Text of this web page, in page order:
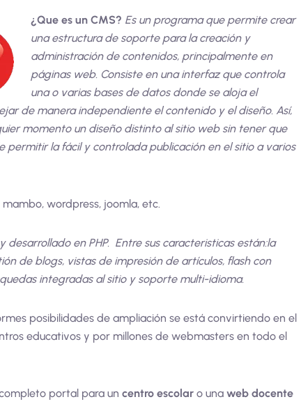
¿Que es un CMS? Es un programa que permite crear
una estructura de soporte para la creación y
administración de contenidos, principalmente en
páginas web. Consiste en una interfaz que controla
una o varias bases de datos donde se aloja el
de manera independiente el contenido y el diseño. Así,
momento un diseño distinto al sitio web sin tener que
la fácil y controlada publicación en el sitio a varios
wordpress, joomla, etc.
desarrollado en PHP. Entre sus caracteristicas están:la
de blogs, vistas de impresión de artículos, flash con
integradas al sitio y soporte multi-idioma.
posibilidades de ampliación se está convirtiendo en el
educativos y por millones de webmasters en todo el
portal para un centro escolar o una web docente